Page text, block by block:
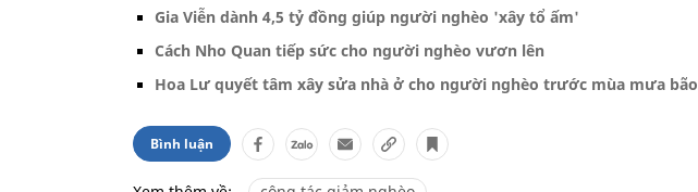
Gia Viễn dành 4,5 tỷ đồng giúp người nghèo 'xây tổ ấm'
Cách Nho Quan tiếp sức cho người nghèo vươn lên
Hoa Lư quyết tâm xây sửa nhà ở cho người nghèo trước mùa mưa bão
Bình luận